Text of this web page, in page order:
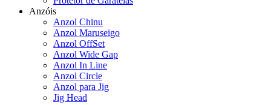
Anzóis
Anzol Chinu
Anzol Maruseigo
Anzol OffSet
Anzol Wide Gap
Anzol In Line
Anzol Circle
Anzol para Jig
Jig Head